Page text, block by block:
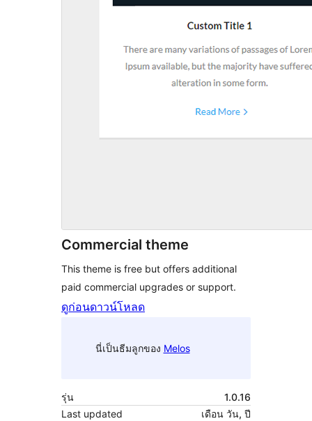
Commercial theme
This theme is free but offers additional
paid commercial upgrades or support.
ดูก่อนดาวน์โหลด
นี่เป็นธีมลูกของ Melos
รุ่น
1.0.16
Last updated
เดือน วัน, ปี